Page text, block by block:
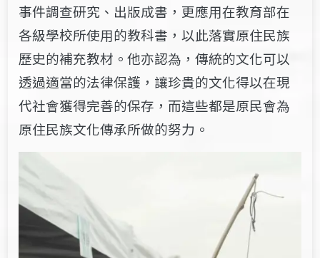
事件調查研究、出版成書，更應用在教育部在
各級學校所使用的教科書，以此落實原住民族
歷史的補充教材。他亦認為，傳統的文化可以
透過適當的法律保護，讓珍貴的文化得以在現
代社會獲得完善的保存，而這些都是原民會為
原住民族文化傳承所做的努力。